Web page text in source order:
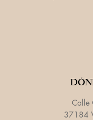
Calle
37184